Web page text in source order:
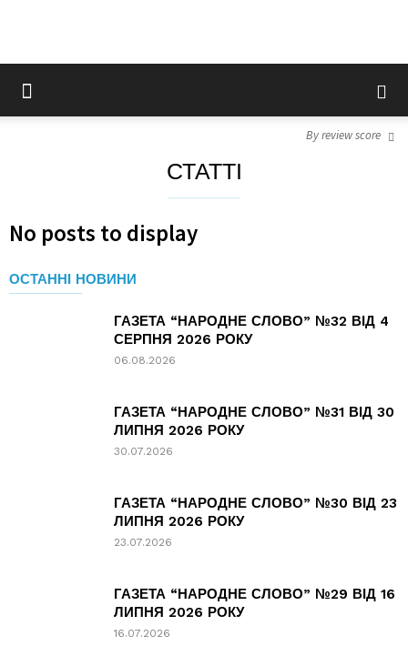
By review score
СТАТТІ
No posts to display
ОСТАННІ НОВИНИ
ГАЗЕТА “НАРОДНЕ СЛОВО” №32 ВІД 4
СЕРПНЯ 2026 РОКУ
06.08.2026
ГАЗЕТА “НАРОДНЕ СЛОВО” №31 ВІД 30
ЛИПНЯ 2026 РОКУ
30.07.2026
ГАЗЕТА “НАРОДНЕ СЛОВО” №30 ВІД 23
ЛИПНЯ 2026 РОКУ
23.07.2026
ГАЗЕТА “НАРОДНЕ СЛОВО” №29 ВІД 16
ЛИПНЯ 2026 РОКУ
16.07.2026